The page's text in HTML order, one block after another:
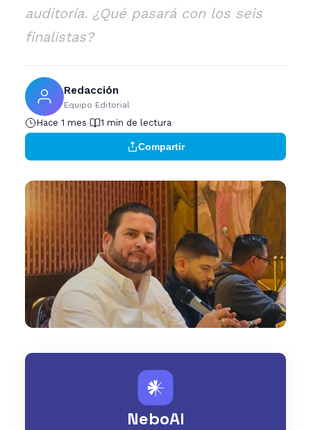
auditoría. ¿Qué pasará con los seis
finalistas?
Redacción
Equipo Editorial
Hace 1 mes 1 min de lectura
Compartir
𒀭
NeboAI